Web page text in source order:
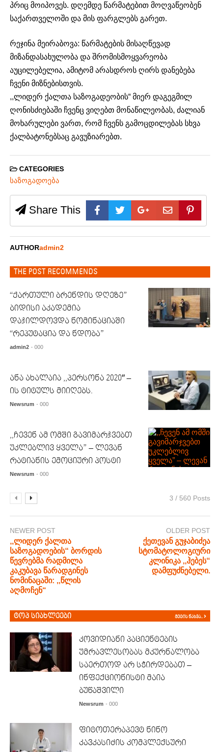
პრიც მოიპოვეს. დღემდე წარმატებით მოღვაწეობენ
საქართველოში და მის ფარგლებს გარეთ.
რეჯინა მეირაბოვა: წარმატების მისაღწევად
მიზანდასახულობა და შრომისმოყვარეობა
აუცილებელია, ამიტომ არასდროს ღირს დანებება
ჩვენი მიზნებისთვის.
,,ლიდერ ქალთა საზოგადეობის“ მიერ დაგეგმილ
ღონისძიებაში ჩვენც ვიღებთ მონაწილეობას, ძალიან
მოხარულები ვართ, რომ ჩვენს გამოცდილებას სხვა
ქალბატონებსაც გავუზიარებთ.
CATEGORIES
საზოგადოება
Share This
AUTHORadmin2
THE POST RECOMMENDS
“ქართული ბრენდის დღეზე”
ბიდისი აკადემია
დაჯილდოვდა ნომინაციაში
“რეპუტაცია და ნდობა”
admin2 - 000
ანა ახალაია ,,პერსონა 2020″ –
ის ტიტულს მიიღებს.
Newsrum - 000
,,ჩევენ ამ ომში გავიმარჯვებთ
უკლებლივ ყველა” – ლევან
რატიანის ემოციური პოსტი
Newsrum - 000
3 / 560 Posts
NEWER POST
,,ლიდერ ქალთა
საზოგადოების“ ბორდის
წევრებმა რადმილა
კაკუბავა წარადგინეს
ნომინაცაში: ,,წლის
აღმოჩენ“
OLDER POST
ქეთევან გუჯაბიძეა
სტომატოლოგიური
კლინიკა ,,ჰებეს“
დამფუძნებელი.
ტოპ სიახლეები მეტის ნახვა..
კოვიდიანი პაციენტების
უმრავლესობას მკურნალობა
საერთოდ არ სჭირდებათ –
ინფექციონისტი მაია
ბუწაშვილი
Newsrum - 000
ფიტოთერაპევტ ნინო
კავკასიძის კომპლექსური